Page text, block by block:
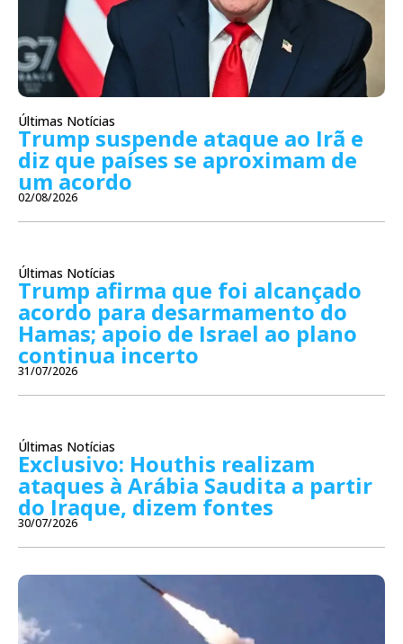
Últimas Notícias
Trump suspende ataque ao Irã e
diz que países se aproximam de
um acordo
02/08/2026
Últimas Notícias
Trump afirma que foi alcançado
acordo para desarmamento do
Hamas; apoio de Israel ao plano
continua incerto
31/07/2026
Últimas Notícias
Exclusivo: Houthis realizam
ataques à Arábia Saudita a partir
do Iraque, dizem fontes
30/07/2026